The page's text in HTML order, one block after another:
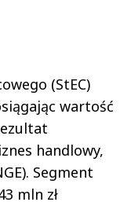
(StEC)
wartość
handlowy,
Segment
mln zł